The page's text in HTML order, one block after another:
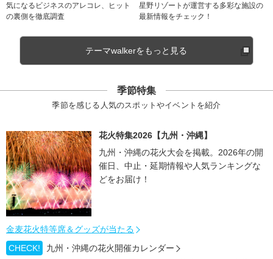
気になるビジネスのアレコレ、ヒット
の裏側を徹底調査
星野リゾートが運営する多彩な施設の
最新情報をチェック！
テーマwalkerをもっと見る
季節特集
季節を感じる人気のスポットやイベントを紹介
花火特集2026【九州・沖縄】
九州・沖縄の花火大会を掲載。2026年の開
催日、中止・延期情報や人気ランキングな
どをお届け！
金麦花火特等席＆グッズが当たる
CHECK!
九州・沖縄の花火開催カレンダー